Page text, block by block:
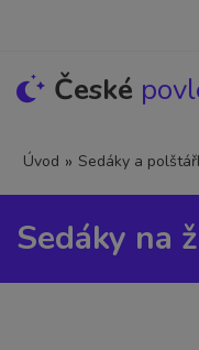
České
Úvod » Sedáky a
Sedáky na